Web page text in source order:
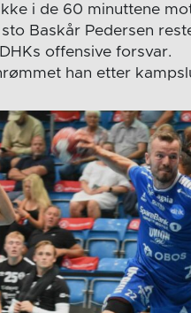
i de 60 minuttene
Baskår Pedersen
offensive forsvar.
han etter